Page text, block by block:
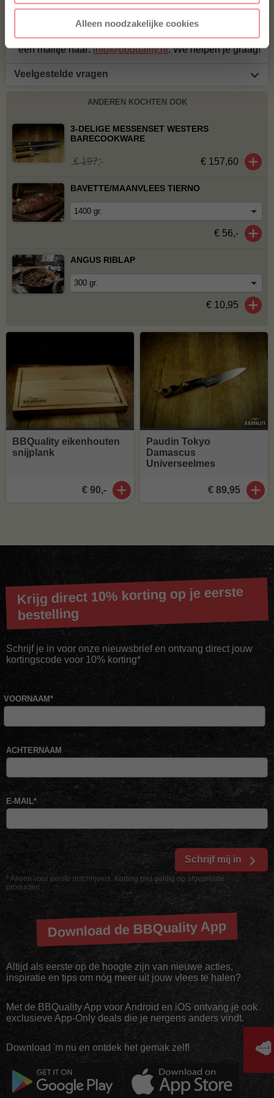
Alleen noodzakelijke cookies
Voor vragen of voor extra informatie kun je kijken bij
veelgestelde vragen. Staat jouw vraag hier niet
tussen? Stuur dan een berichtje viaWhatsApp, of stuur
een mailtje naar:info@bbquality.nl. We helpen je graag!
Veelgestelde vragen
ANDEREN KOCHTEN OOK
3-DELIGE MESSENSET WESTERS
BARECOOKWARE
€ 197,- € 157,60
BAVETTE/MAANVLEES TIERNO
€ 56,-
ANGUS RIBLAP
€ 10,95
BBQuality eikenhouten
snijplank
€ 90,-
Paudin Tokyo
Damascus
Universeelmes
€ 89,95
Krijg direct 10% korting op je eerste
bestelling
Schrijf je in voor onze nieuwsbrief en ontvang direct jouw
kortingscode voor 10% korting*
* Alleen voor eerste inschrijvers. Korting niet geldig op afgeprijsde
producten
VOORNAAM*
ACHTERNAAM
E-MAIL*
Schrijf mij in
Download de BBQuality App
Altijd als eerste op de hoogte zijn van nieuwe acties,
inspiratie en tips om nóg meer uit jouw vlees te halen?
Met de BBQuality App voor Android en iOS ontvang je ook
exclusieve App-Only deals die je nergens anders vindt.
Download 'm nu en ontdek het gemak zelf! 🥩